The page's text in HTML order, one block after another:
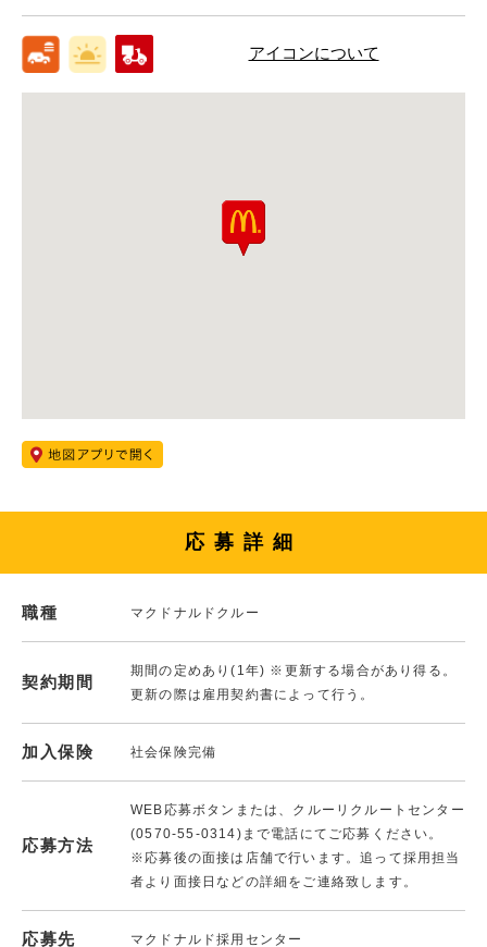
アイコンについて
応募詳細
職種 マクドナルドクルー
契約期間
期間の定めあり(1年) ※更新する場合があり得る。
更新の際は雇用契約書によって行う。
加入保険 社会保険完備
応募方法
WEB応募ボタンまたは、クルーリクルートセンター
(0570-55-0314)まで電話にてご応募ください。
※応募後の面接は店舗で行います。追って採用担当
者より面接日などの詳細をご連絡致します。
応募先 マクドナルド採用センター